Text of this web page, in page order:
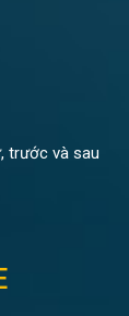
trước và sau